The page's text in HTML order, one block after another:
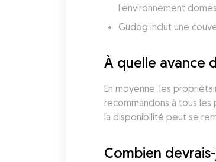
l'environnement
À quelle avance
En moyenne, les
recommandons à tous
la disponibilité peut se
Combien